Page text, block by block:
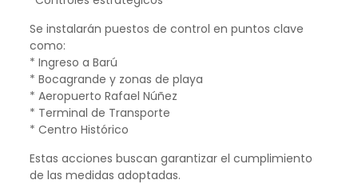
Se instalarán puestos de control en puntos clave
como:
* Ingreso a Barú
* Bocagrande y zonas de playa
* Aeropuerto Rafael Núñez
* Terminal de Transporte
* Centro Histórico
Estas acciones buscan garantizar el cumplimiento
de las medidas adoptadas.